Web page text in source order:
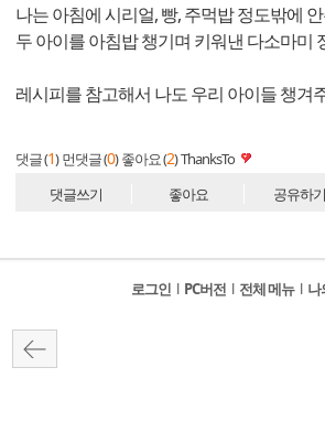
나는 아침에 시리얼, 빵, 주먹밥 정도밖에
두 아이를 아침밥 챙기며 키워낸 다소마미
레시피를 참고해서 나도 우리 아이들 챙겨
댓글 (1) 먼댓글 (0) 좋아요 (2)ThanksTo
댓글쓰기 좋아요 공유하기
로그인 l PC버전 l 전체 메뉴 l 나